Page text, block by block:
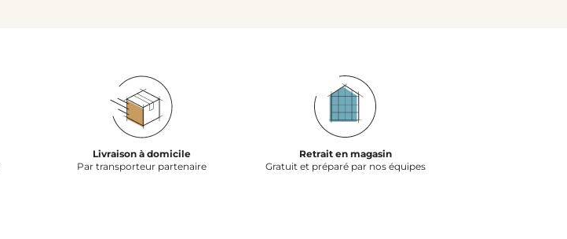
Livraison à domicile
Par transporteur partenaire
Retrait en magasin
Gratuit et préparé par nos équipes